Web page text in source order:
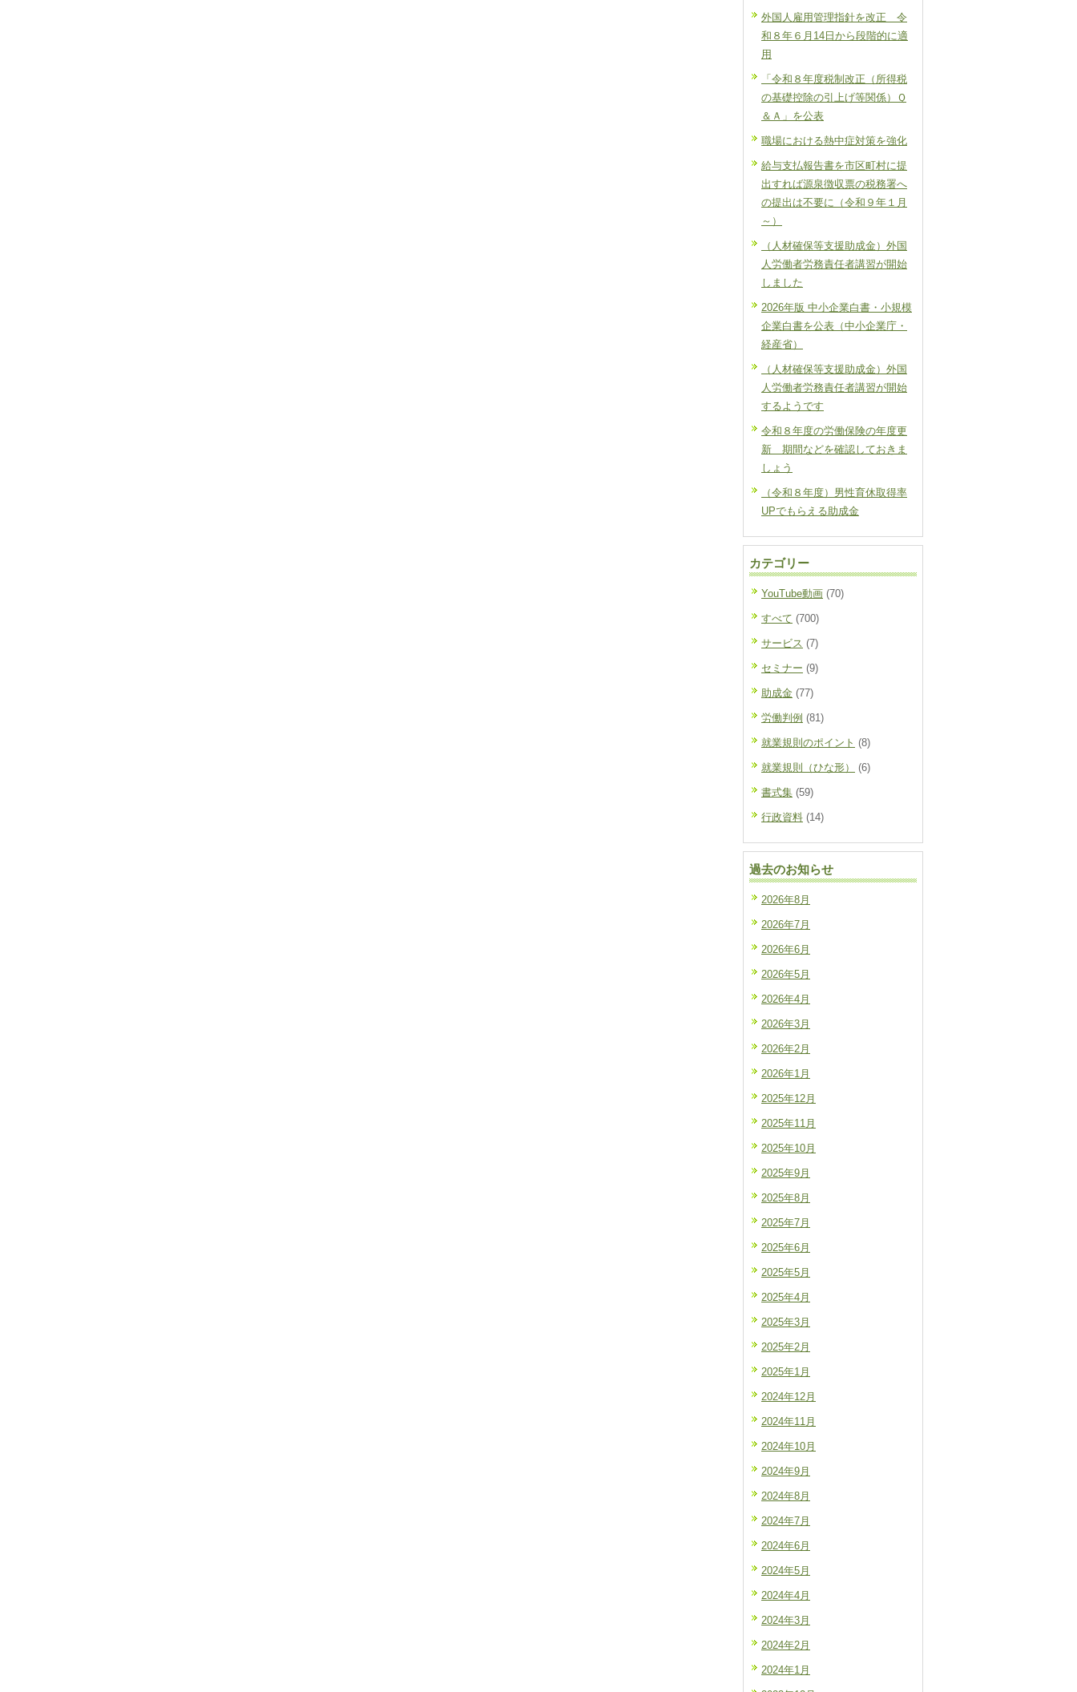
外国人雇用管理指針を改正 令
和８年６月14日から段階的に適
用
「令和８年度税制改正（所得税
の基礎控除の引上げ等関係）Ｑ
＆Ａ」を公表
職場における熱中症対策を強化
給与支払報告書を市区町村に提
出すれば源泉徴収票の税務署へ
の提出は不要に（令和９年１月
～）
（人材確保等支援助成金）外国
人労働者労務責任者講習が開始
しました
2026年版 中小企業白書・小規模
企業白書を公表（中小企業庁・
経産省）
（人材確保等支援助成金）外国
人労働者労務責任者講習が開始
するようです
令和８年度の労働保険の年度更
新 期間などを確認しておきま
しょう
（令和８年度）男性育休取得率
UPでもらえる助成金
カテゴリー
YouTube動画 (70)
すべて (700)
サービス (7)
セミナー (9)
助成金 (77)
労働判例 (81)
就業規則のポイント (8)
就業規則（ひな形） (6)
書式集 (59)
行政資料 (14)
過去のお知らせ
2026年8月
2026年7月
2026年6月
2026年5月
2026年4月
2026年3月
2026年2月
2026年1月
2025年12月
2025年11月
2025年10月
2025年9月
2025年8月
2025年7月
2025年6月
2025年5月
2025年4月
2025年3月
2025年2月
2025年1月
2024年12月
2024年11月
2024年10月
2024年9月
2024年8月
2024年7月
2024年6月
2024年5月
2024年4月
2024年3月
2024年2月
2024年1月